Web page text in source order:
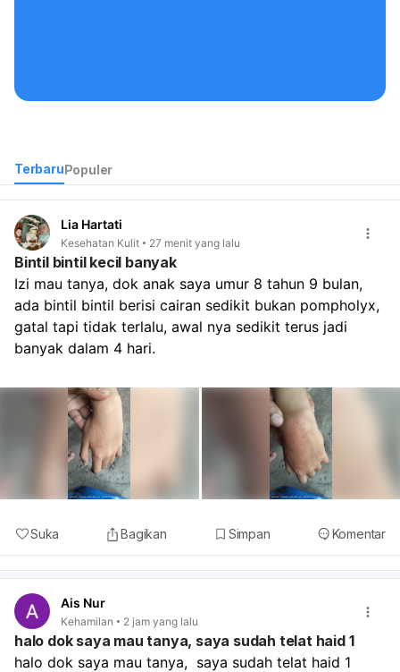
TerbaruPopuler
Lia Hartati
Kesehatan Kulit 27 menit yang lalu
Bintil bintil kecil banyak
Izi mau tanya, dok anak saya umur 8 tahun 9 bulan,
ada bintil bintil berisi cairan sedikit bukan pompholyx,
gatal tapi tidak terlalu, awal nya sedikit terus jadi
banyak dalam 4 hari.
Suka Bagikan Simpan Komentar
Ais Nur
Kehamilan 2 jam yang lalu
halo dok saya mau tanya, saya sudah telat haid 1
halo dok saya mau tanya,  saya sudah telat haid 1